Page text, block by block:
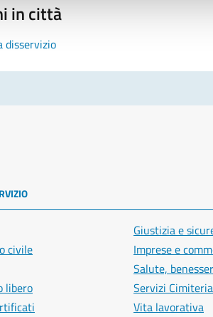
in città
disservizio
civile
libero
Giustizia e
Imprese e
Salute,
Servizi
Vita lavorativa